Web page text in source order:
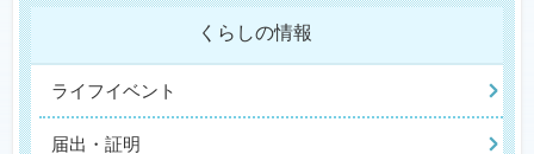
くらしの情報
ライフイベント
届出・証明